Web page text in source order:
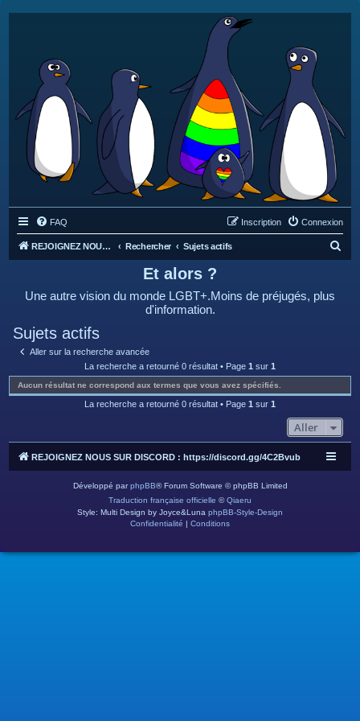
FAQ Connexion
Inscription
REJOIGNEZ NOUS SUR DISCORD : https://discord.gg/4C2Bvub Rechercher Sujets actifs
r
Et alors ?
Une autre vision du monde LGBT+.Moins de préjugés, plus
d'information.
Sujets actifs
Aller sur la recherche avancée
La recherche a retourné 0 résultat • Page 1 sur 1
Aucun résultat ne correspond aux termes que vous avez spécifiés.
La recherche a retourné 0 résultat • Page 1 sur 1
Aller
REJOIGNEZ NOUS SUR DISCORD : https://discord.gg/4C2Bvub
Développé parphpBB® Forum Software © phpBB Limited
Traduction française officielle ©Qiaeru
Style: Multi Design by Joyce&Luna phpBB-Style-Design
Confidentialité
Conditions